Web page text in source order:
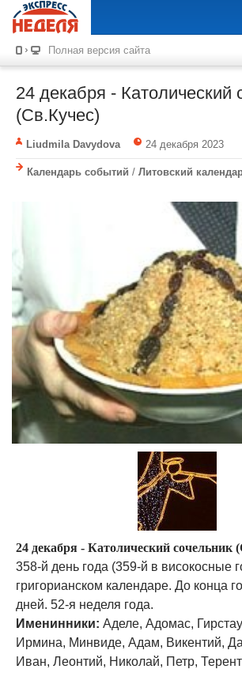
Полная версия сайта
24 декабря - Католический
(Св.Кучес)
Liudmila Davydova 24 декабря 2023
Календарь событий / Литовский
24 декабря - Католический сочельник
358-й день года (359-й в високосные
григорианском календаре. До конца
дней. 52-я неделя года.
Именинники: Аделе, Адомас,
Ирмина, Минвиде, Адам, Викентий,
Иван, Леонтий, Николай, Петр,